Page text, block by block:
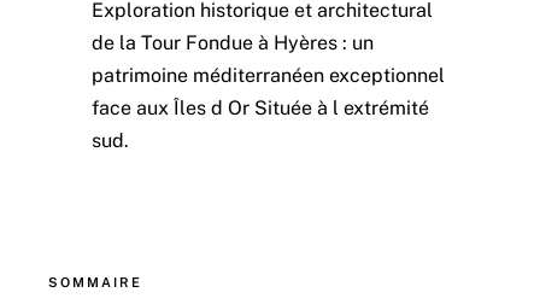
Exploration historique et architectural
de la Tour Fondue à Hyères : un
patrimoine méditerranéen exceptionnel
face aux Îles d Or Située à l extrémité
sud.
SOMMAIRE